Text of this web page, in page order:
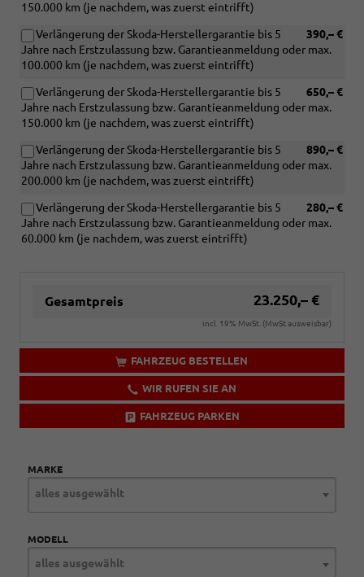
150.000 km (je nachdem, was zuerst eintrifft)
390,– €
Verlängerung der Skoda-Herstellergarantie bis 5
Jahre nach Erstzulassung bzw. Garantieanmeldung oder max.
100.000 km (je nachdem, was zuerst eintrifft)
650,– €
Verlängerung der Skoda-Herstellergarantie bis 5
Jahre nach Erstzulassung bzw. Garantieanmeldung oder max.
150.000 km (je nachdem, was zuerst eintrifft)
890,– €
Verlängerung der Skoda-Herstellergarantie bis 5
Jahre nach Erstzulassung bzw. Garantieanmeldung oder max.
200.000 km (je nachdem, was zuerst eintrifft)
280,– €
Verlängerung der Skoda-Herstellergarantie bis 5
Jahre nach Erstzulassung bzw. Garantieanmeldung oder max.
60.000 km (je nachdem, was zuerst eintrifft)
Gesamtpreis 23.250,– €
incl. 19% MwSt. (MwSt ausweisbar)
FAHRZEUG BESTELLEN
WIR RUFEN SIE AN
FAHRZEUG PARKEN
MARKE
alles ausgewählt
MODELL
alles ausgewählt